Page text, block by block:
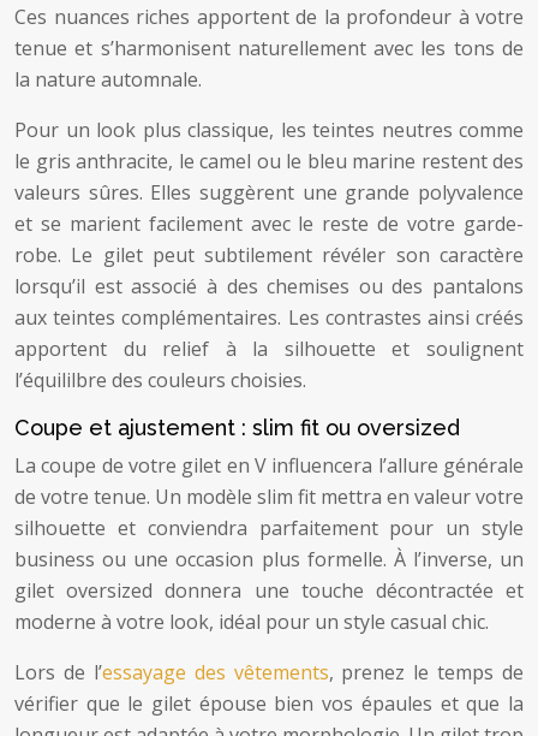
Ces nuances riches apportent de la profondeur à votre
tenue et s’harmonisent naturellement avec les tons de
la nature automnale.
Pour un look plus classique, les teintes neutres comme
le gris anthracite, le camel ou le bleu marine restent des
valeurs sûres. Elles suggèrent une grande polyvalence
et se marient facilement avec le reste de votre garde-
robe. Le gilet peut subtilement révéler son caractère
lorsqu’il est associé à des chemises ou des pantalons
aux teintes complémentaires. Les contrastes ainsi créés
apportent du relief à la silhouette et soulignent
l’équililbre des couleurs choisies.
Coupe et ajustement : slim fit ou oversized
La coupe de votre gilet en V influencera l’allure générale
de votre tenue. Un modèle slim fit mettra en valeur votre
silhouette et conviendra parfaitement pour un style
business ou une occasion plus formelle. À l’inverse, un
gilet oversized donnera une touche décontractée et
moderne à votre look, idéal pour un style casual chic.
Lors de l’essayage des vêtements, prenez le temps de
vérifier que le gilet épouse bien vos épaules et que la